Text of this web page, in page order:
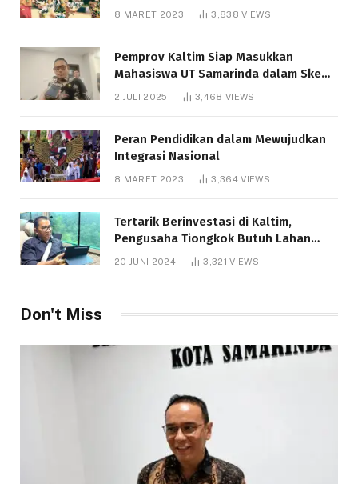
8 MARET 2023 3,838VIEWS
Pemprov Kaltim Siap Masukkan
Mahasiswa UT Samarinda dalam Skema
Bantuan Pendidikan Gratispol
2 JULI 2025 3,468 VIEWS
Peran Pendidikan dalam Mewujudkan
Integrasi Nasional
8 MARET 2023 3,364VIEWS
Tertarik Berinvestasi di Kaltim,
Pengusaha Tiongkok Butuh Lahan
1.000 Hektare
20 JUNI 2024 3,321VIEWS
Don't Miss